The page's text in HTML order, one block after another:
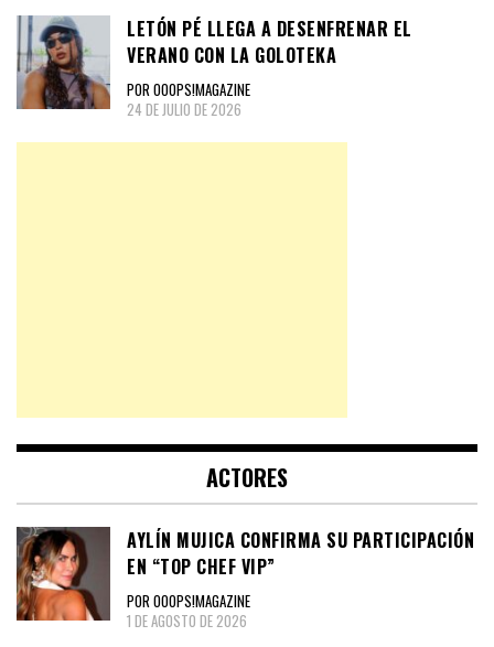
LETÓN PÉ LLEGA A DESENFRENAR EL
VERANO CON LA GOLOTEKA
POR OOOPS!MAGAZINE
24 DE JULIO DE 2026
ACTORES
AYLÍN MUJICA CONFIRMA SU PARTICIPACIÓN
EN “TOP CHEF VIP”
POR OOOPS!MAGAZINE
1 DE AGOSTO DE 2026